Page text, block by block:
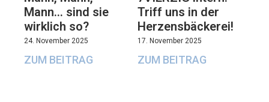
Mann… sind sie
wirklich so?
24. November 2025
ZUM BEITRAG
Triff uns in der
Herzensbäckerei!
17. November 2025
ZUM BEITRAG